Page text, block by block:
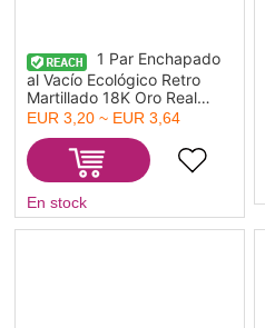
1 Par Enchapado
al Vacío Ecológico Retro
Martillado 18K Oro Real
Chapado 304 Acero
Pendientes Para Mujeres
Fiesta 2.5cm x 1.2cm
EUR 3,20 ~ EUR 3,64
En stock